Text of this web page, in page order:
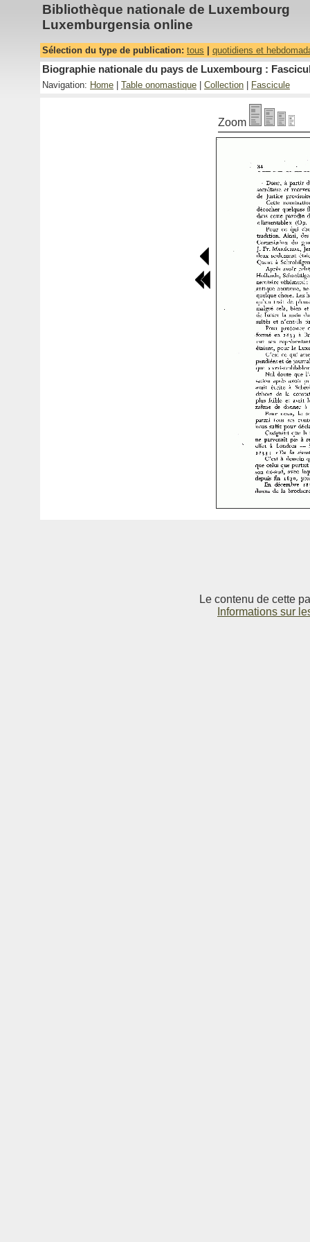
Bibliothèque nationale de Luxembourg
Luxemburgensia online
Sélection du type de publication: tous quotidiens et
Biographie nationale du pays de Luxembourg :
Navigation: Home Table onomastique Collection Fascicule
Zoom
Le contenu de cette
Informations sur